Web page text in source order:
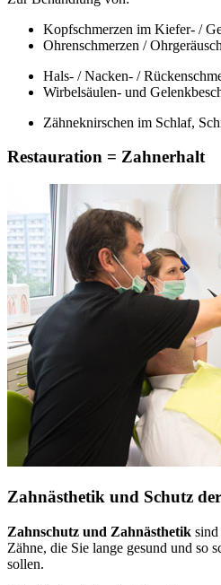
Kopfschmerzen im Kiefer- /
Ohrenschmerzen /
Hals- / Nacken- /
Wirbelsäulen- und
Zähneknirschen im Schlaf,
Restauration = Zahnerhalt
Zahnästhetik und Schutz
Zahnschutz und Zahnästhetik
Zähne, die Sie lange gesund und so
sollen.